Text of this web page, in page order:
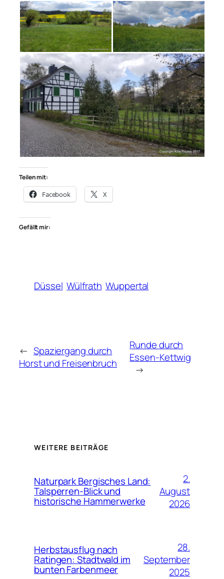
Teilen mit:
Facebook X
Gefällt mir:
Düssel Wülfrath Wuppertal
← Spaziergang durch
Horst und Freisenbruch
Runde durch
Essen-Kettwig
→
WEITERE BEITRÄGE
Naturpark Bergisches Land:
Talsperren-Blick und
historische Hammerwerke
2.
August
2026
Herbstausflug nach
Ratingen: Stadtwald im
bunten Farbenmeer
28.
September
2025